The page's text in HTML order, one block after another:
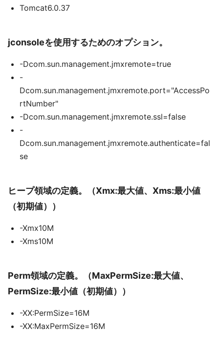
Tomcat6.0.37
jconsoleを使用するためのオプション。
-Dcom.sun.management.jmxremote=true
-
Dcom.sun.management.jmxremote.port="AccessPo
rtNumber"
-Dcom.sun.management.jmxremote.ssl=false
-
Dcom.sun.management.jmxremote.authenticate=fal
se
ヒープ領域の定義。（Xmx:最大値、Xms:最小値
（初期値））
-Xmx10M
-Xms10M
Perm領域の定義。（MaxPermSize:最大値、
PermSize:最小値（初期値））
-XX:PermSize=16M
-XX:MaxPermSize=16M